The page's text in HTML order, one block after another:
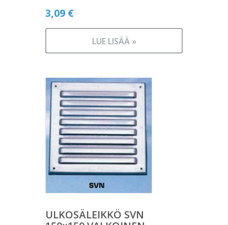
3,09 €
LUE LISÄÄ »
ULKOSÄLEIKKÖ SVN